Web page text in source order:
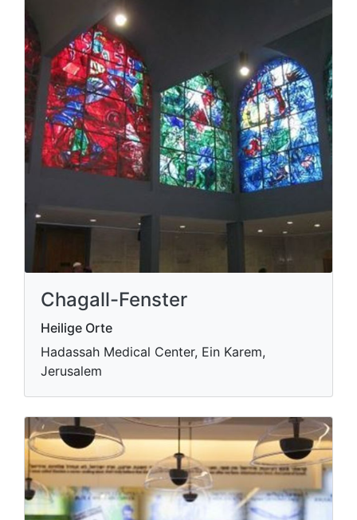
Chagall-Fenster
Heilige Orte
Hadassah Medical Center, Ein Karem,
Jerusalem